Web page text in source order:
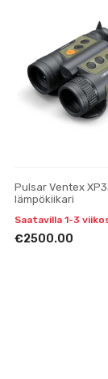
Pulsar Ventex
lämpökiikari
Saatavilla 1-3
€2500.00